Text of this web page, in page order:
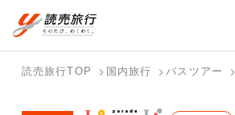
国内旅行トップ
バスツアー
個人旅行
海外旅行トップ
海外特集か
テーマから
読売旅行TOP 国内旅行 バスツアー